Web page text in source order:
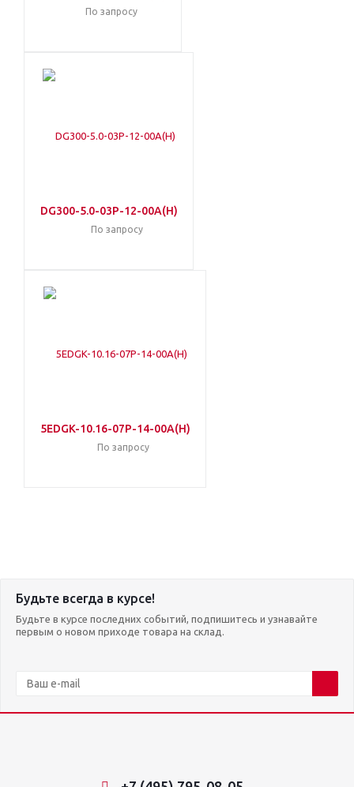
По запросу
DG300-5.0-03P-12-00A(H)
По запросу
5EDGK-10.16-07P-14-00A(H)
По запросу
Будьте всегда в курсе!
Будьте в курсе последних событий, подпишитесь и узнавайте
первым о новом приходе товара на склад.